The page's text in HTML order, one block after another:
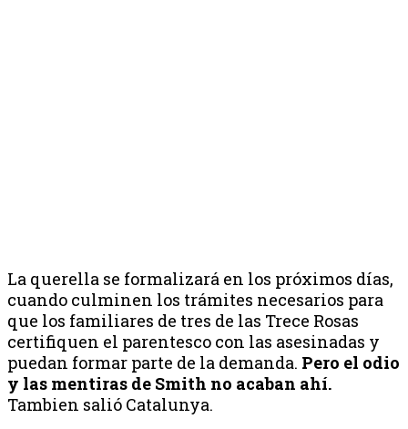
La querella se formalizará en los próximos días,
cuando culminen los trámites necesarios para
que los familiares de tres de las Trece Rosas
certifiquen el parentesco con las asesinadas y
puedan formar parte de la demanda. Pero el odio
y las mentiras de Smith no acaban ahí.
Tambien salió Catalunya.